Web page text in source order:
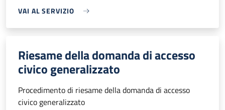
VAI AL SERVIZIO
Riesame della domanda di accesso
civico generalizzato
Procedimento di riesame della domanda di accesso
civico generalizzato